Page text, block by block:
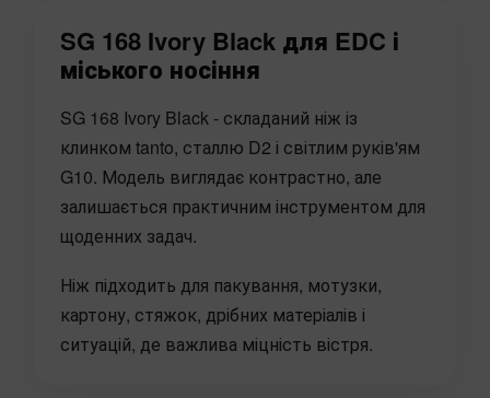
SG 168 Ivory Black для EDC і
міського носіння
SG 168 Ivory Black - складаний ніж із
клинком tanto, сталлю D2 і світлим руків'ям
G10. Модель виглядає контрастно, але
залишається практичним інструментом для
щоденних задач.
Ніж підходить для пакування, мотузки,
картону, стяжок, дрібних матеріалів і
ситуацій, де важлива міцність вістря.